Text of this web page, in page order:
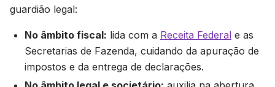
guardião legal:
No âmbito fiscal: lida com a Receita Federal e as
Secretarias de Fazenda, cuidando da apuração de
impostos e da entrega de declarações.